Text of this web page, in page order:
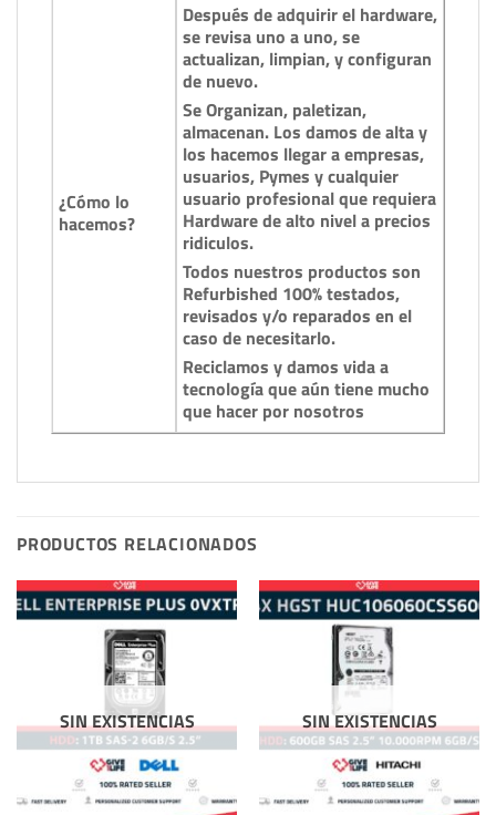
¿Cómo lo
hacemos?
Después de adquirir el hardware,
se revisa uno a uno, se
actualizan, limpian, y configuran
de nuevo.
Se Organizan, paletizan,
almacenan. Los damos de alta y
los hacemos llegar a empresas,
usuarios, Pymes y cualquier
usuario profesional que requiera
Hardware de alto nivel a precios
ridiculos.
Todos nuestros productos son
Refurbished 100% testados,
revisados y/o reparados en el
caso de necesitarlo.
Reciclamos y damos vida a
tecnología que aún tiene mucho
que hacer por nosotros
PRODUCTOS RELACIONADOS
SIN EXISTENCIAS SIN EXISTENCIAS